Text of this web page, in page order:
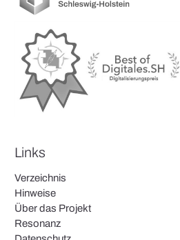
Links
Verzeichnis
Hinweise
Über das Projekt
Resonanz